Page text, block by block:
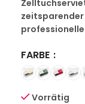
zeitsparender
FARBE
Vorrätig